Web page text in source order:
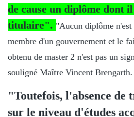
de cause un diplôme dont
titulaire". "Aucun diplôme n'est
membre d'un gouvernement et le
obtenu de master 2 n'est pas un
souligné Maître Vincent Brengarth.
"Toutefois, l'absence de
sur le niveau d'études